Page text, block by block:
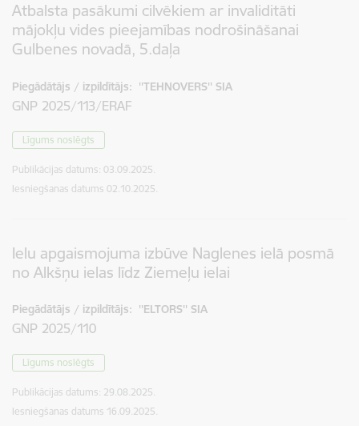
Atbalsta pasākumi cilvēkiem ar invaliditāti
mājokļu vides pieejamības nodrošināšanai
Gulbenes novadā, 5.daļa
Piegādātājs / izpildītājs: ''TEHNOVERS'' SIA
GNP 2025/113/ERAF
Līgums noslēgts
Publikācijas datums: 03.09.2025.
Iesniegšanas datums 02.10.2025.
Ielu apgaismojuma izbūve Naglenes ielā posmā
no Alkšņu ielas līdz Ziemeļu ielai
Piegādātājs / izpildītājs: ''ELTORS'' SIA
GNP 2025/110
Līgums noslēgts
Publikācijas datums: 29.08.2025.
Iesniegšanas datums 16.09.2025.